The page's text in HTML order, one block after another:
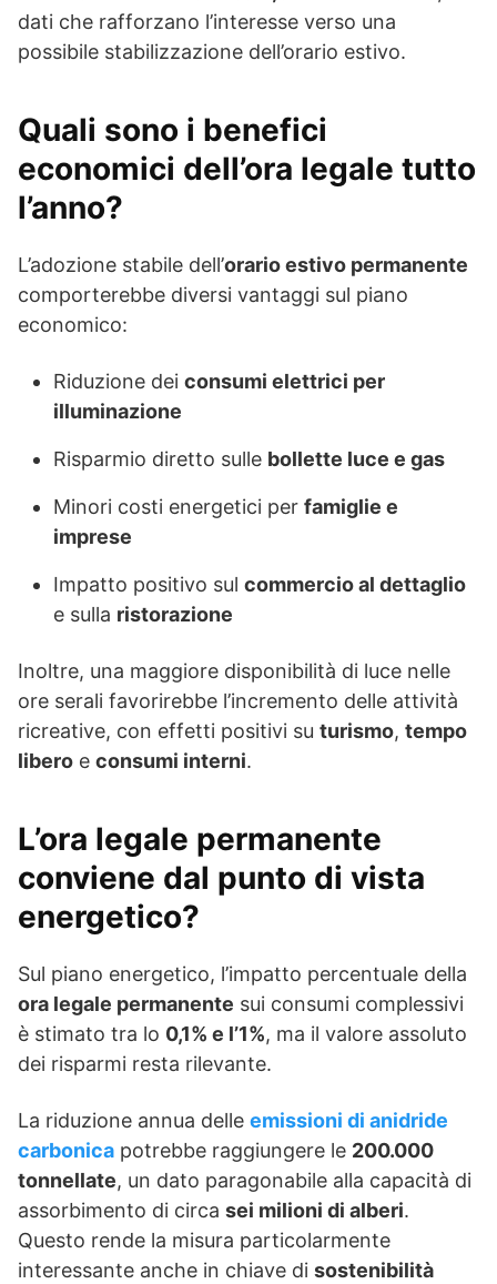
dati che rafforzano l’interesse verso una
possibile stabilizzazione dell’orario estivo.
Quali sono i benefici
economici dell’ora legale tutto
l’anno?
L’adozione stabile dell’orario estivo permanente
comporterebbe diversi vantaggi sul piano
economico:
Riduzione dei consumi elettrici per
illuminazione
Risparmio diretto sulle bollette luce e gas
Minori costi energetici per famiglie e
imprese
Impatto positivo sul commercio al dettaglio
e sulla ristorazione
Inoltre, una maggiore disponibilità di luce nelle
ore serali favorirebbe l’incremento delle attività
ricreative, con effetti positivi su turismo, tempo
libero e consumi interni.
L’ora legale permanente
conviene dal punto di vista
energetico?
Sul piano energetico, l’impatto percentuale della
ora legale permanente sui consumi complessivi
è stimato tra lo 0,1% e l’1%, ma il valore assoluto
dei risparmi resta rilevante.
La riduzione annua delle emissioni di anidride
carbonica potrebbe raggiungere le 200.000
tonnellate, un dato paragonabile alla capacità di
assorbimento di circa sei milioni di alberi.
Questo rende la misura particolarmente
interessante anche in chiave di sostenibilità